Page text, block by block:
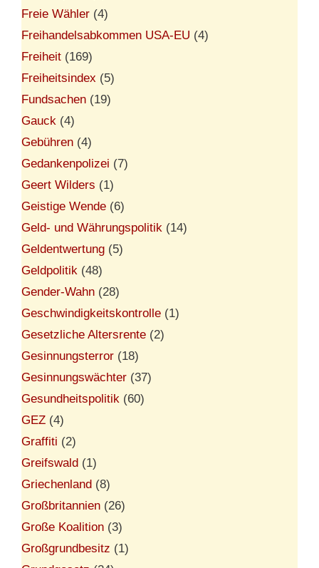
Freie Wähler (4)
Freihandelsabkommen USA-EU (4)
Freiheit (169)
Freiheitsindex (5)
Fundsachen (19)
Gauck (4)
Gebühren (4)
Gedankenpolizei (7)
Geert Wilders (1)
Geistige Wende (6)
Geld- und Währungspolitik (14)
Geldentwertung (5)
Geldpolitik (48)
Gender-Wahn (28)
Geschwindigkeitskontrolle (1)
Gesetzliche Altersrente (2)
Gesinnungsterror (18)
Gesinnungswächter (37)
Gesundheitspolitik (60)
GEZ (4)
Graffiti (2)
Greifswald (1)
Griechenland (8)
Großbritannien (26)
Große Koalition (3)
Großgrundbesitz (1)